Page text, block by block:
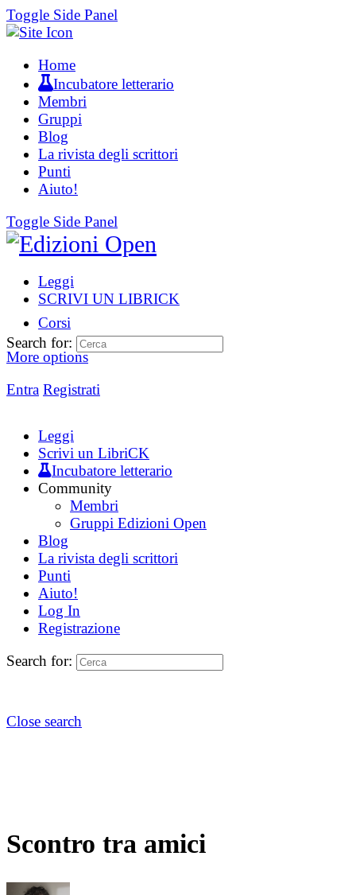
Toggle Side Panel
Home
Incubatore letterario
Membri
Gruppi
Blog
La rivista degli scrittori
Punti
Aiuto!
Toggle Side Panel
Leggi
SCRIVI UN LIBRICK
Corsi
More options
Entra Registrati
Search for:
Leggi
Scrivi un LibriCK
Incubatore letterario
Community
Membri
Gruppi Edizioni Open
Blog
La rivista degli scrittori
Punti
Aiuto!
Log In
Registrazione
Search for:
Close search
Scontro tra amici